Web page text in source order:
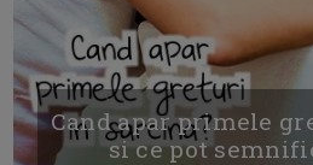
Cand apar primele
si ce pot